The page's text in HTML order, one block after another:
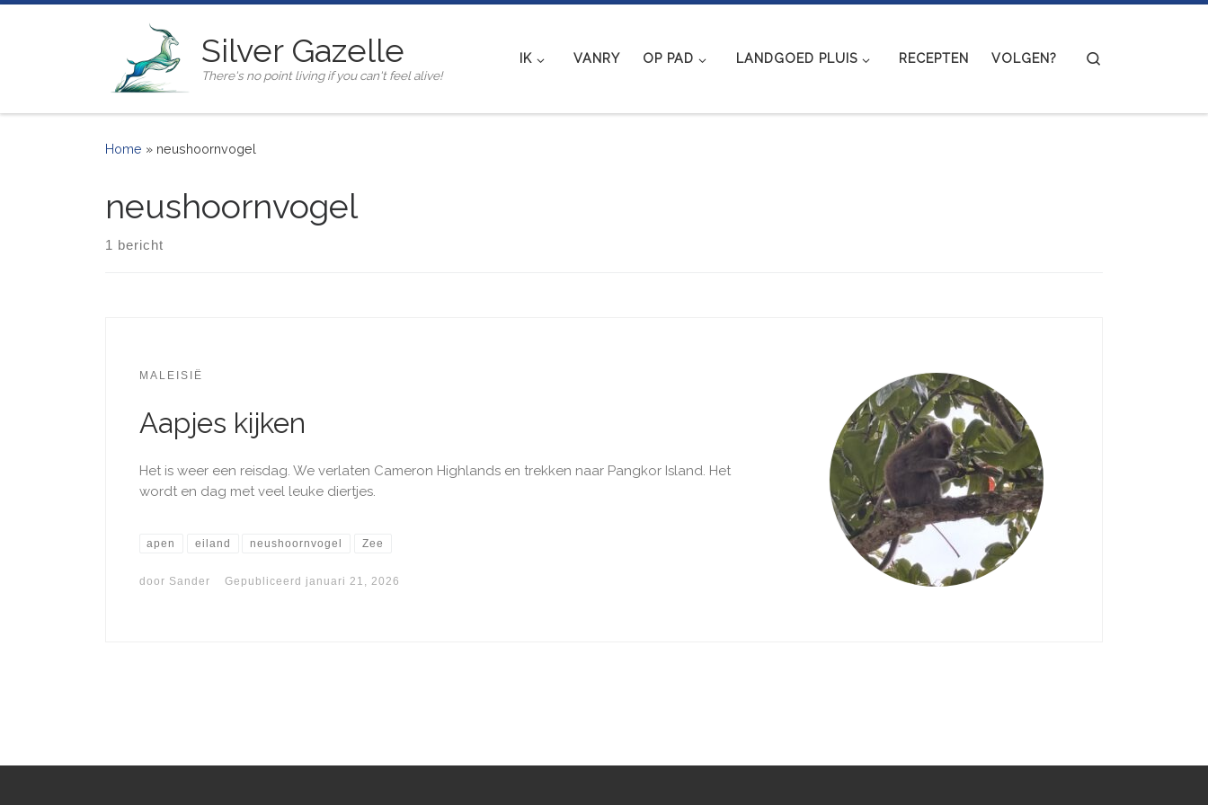
Silver Gazelle
There's no point living if you can't feel alive!
IK VANRY OP PAD LANDGOED PLUIS RECEPTEN VOLGEN?
Home » neushoornvogel
neushoornvogel
1 bericht
MALEISIË
Aapjes kijken
Het is weer een reisdag. We verlaten Cameron Highlands en trekken naar Pangkor Island. Het
wordt en dag met veel leuke diertjes. ​
apen eiland neushoornvogel Zee
door Sander Gepubliceerd januari 21, 2026